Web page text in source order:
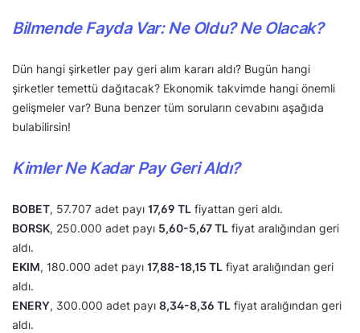
Bilmende Fayda Var: Ne Oldu? Ne Olacak?
Dün hangi şirketler pay geri alım kararı aldı? Bugün hangi
şirketler temettü dağıtacak? Ekonomik takvimde hangi önemli
gelişmeler var? Buna benzer tüm soruların cevabını aşağıda
bulabilirsin!
Kimler Ne Kadar Pay Geri Aldı?
BOBET, 57.707 adet payı 17,69 TL fiyattan geri aldı.
BORSK, 250.000 adet payı 5,60-5,67 TL fiyat aralığından geri
aldı.
EKIM, 180.000 adet payı 17,88-18,15 TL fiyat aralığından geri
aldı.
ENERY, 300.000 adet payı 8,34-8,36 TL fiyat aralığından geri
aldı.